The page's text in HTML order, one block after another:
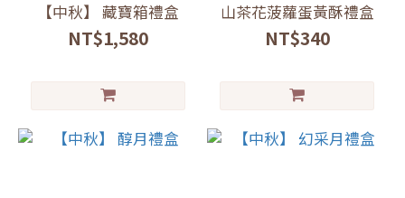
【中秋】 藏寶箱禮盒
NT$1,580
山茶花菠蘿蛋黃酥禮盒
NT$340